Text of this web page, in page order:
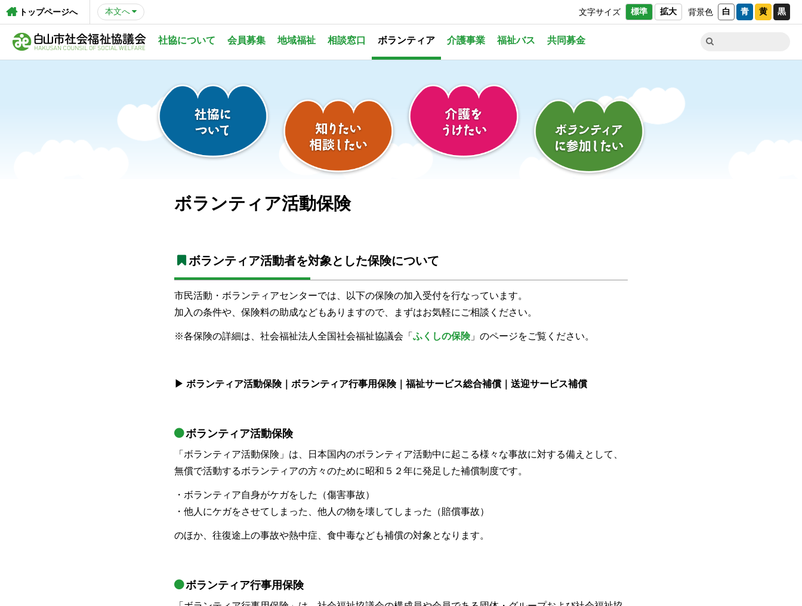
トップページへ 本文へ 文字サイズ 標準 拡大 背景色 白 青 黄 黒
社協について 会員募集 地域福祉 相談窓口 ボランティア 介護事業 福祉バス 共同募金
ボランティア活動保険
ボランティア活動者を対象とした保険について
市民活動・ボランティアセンターでは、以下の保険の加入受付を行なっています。
加入の条件や、保険料の助成などもありますので、まずはお気軽にご相談ください。
※各保険の詳細は、社会福祉法人全国社会福祉協議会「 ふくしの保険」のページをご覧ください。
▶ ボランティア活動保険｜ボランティア行事用保険｜福祉サービス総合補償｜送迎サービス補償
ボランティア活動保険
「ボランティア活動保険」は、日本国内のボランティア活動中に起こる様々な事故に対する備えとして、
無償で活動するボランティアの方々のために昭和５２年に発足した補償制度です。
・ボランティア自身がケガをした（傷害事故）
・他人にケガをさせてしまった、他人の物を壊してしまった（賠償事故）
のほか、往復途上の事故や熱中症、食中毒なども補償の対象となります。
ボランティア行事用保険